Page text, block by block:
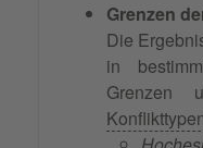
Grenzen
Die
in